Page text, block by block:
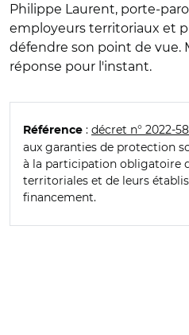
Philippe Laurent, porte-
employeurs territoriaux et
défendre son point de vue.
réponse pour l'instant.
Référence : décret n° 2022-
aux garanties de protection
à la participation obligatoire
territoriales et de leurs
financement.